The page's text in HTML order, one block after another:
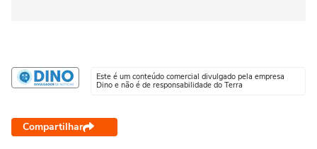
Este é um conteúdo comercial divulgado pela empresa
Dino e não é de responsabilidade do Terra
Compartilhar